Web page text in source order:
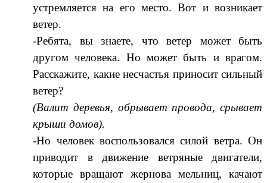
устремляется на его место. Вот и возникает
ветер.
-Ребята, вы знаете, что ветер может быть
другом человека. Но может быть и врагом.
Расскажите, какие несчастья приносит сильный
ветер?
(Валит деревья, обрывает провода, срывает
крыши домов).
-Но человек воспользовался силой ветра. Он
приводит в движение ветряные двигатели,
которые вращают жернова мельниц, качают